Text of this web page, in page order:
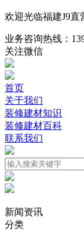
欢迎光临福建J9直
业务咨询热线：
关注微信
首页
关于我们
装修建材知识
装修建材百科
联系我们
新闻资讯
分类